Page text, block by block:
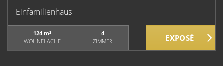
Einfamilienhaus
124 m²
WOHNFLÄCHE
4
ZIMMER